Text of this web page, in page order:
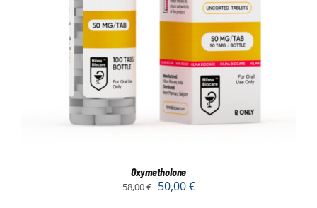
Oxymetholone
58,00€ 50,00€